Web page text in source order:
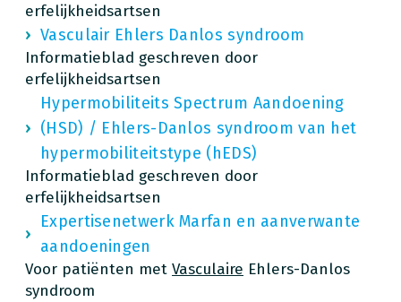
erfelijkheidsartsen
Vasculair Ehlers Danlos syndroom
Informatieblad geschreven door
erfelijkheidsartsen
Hypermobiliteits Spectrum Aandoening
(HSD) / Ehlers-Danlos syndroom van het
hypermobiliteitstype (hEDS)
Informatieblad geschreven door
erfelijkheidsartsen
Expertisenetwerk Marfan en aanverwante
aandoeningen
Voor patiënten met Vasculaire Ehlers-Danlos
syndroom